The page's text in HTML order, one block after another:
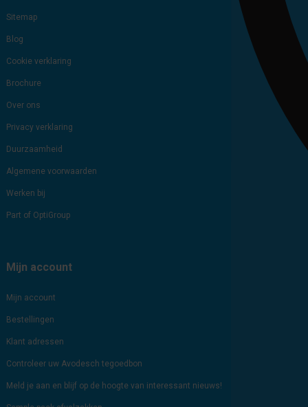
Sitemap
Blog
Cookie verklaring
Brochure
Over ons
Privacy verklaring
Duurzaamheid
Algemene voorwaarden
Werken bij
Part of OptiGroup
Mijn account
Mijn account
Bestellingen
Klant adressen
Controleer uw Avodesch tegoedbon
Meld je aan en blijf op de hoogte van interessant nieuws!